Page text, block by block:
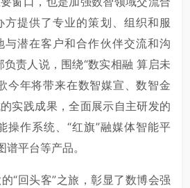
提供了专业的策划、组织和服
与潜在客户和合作伙伴交流和沟
负责人说，围绕“数实相融 算启未
今年将带来在数智媒宣、数智金
实践成果，全面展示自主研发的
操作系统、“红旗”融媒体智能平
谱平台等产品。
“回头客”之旅，彰显了数博会强